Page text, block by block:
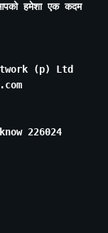
हमेशा एक कदम
(p) Ltd
226024